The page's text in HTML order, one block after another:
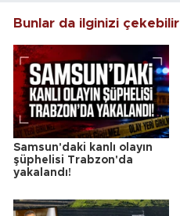
Bunlar da ilginizi çekebilir
Samsun'daki kanlı olayın
şüphelisi Trabzon'da
yakalandı!